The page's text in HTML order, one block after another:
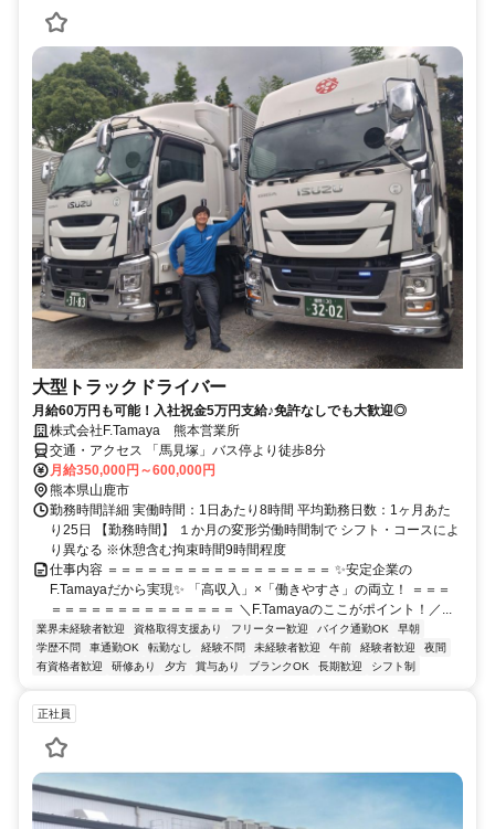
大型トラックドライバー
月給60万円も可能！入社祝金5万円支給♪免許なしでも大歓迎◎
株式会社F.Tamaya 熊本営業所
交通・アクセス 「馬見塚」バス停より徒歩8分
月給350,000円～600,000円
熊本県山鹿市
勤務時間詳細 実働時間：1日あたり8時間 平均勤務日数：1ヶ月あた
り25日 【勤務時間】 １か月の変形労働時間制で シフト・コースによ
り異なる ※休憩含む拘束時間9時間程度
仕事内容 ＝＝＝＝＝＝＝＝＝＝＝＝＝＝＝＝＝ ✨安定企業の
F.Tamayaだから実現✨ 「高収入」×「働きやすさ」の両立！ ＝＝＝
＝＝＝＝＝＝＝＝＝＝＝＝＝＝ ＼F.Tamayaのここがポイント！／...
業界未経験者歓迎 資格取得支援あり フリーター歓迎 バイク通勤OK
早朝
学歴不問
車通勤OK 転勤なし 経験不問 未経験者歓迎 午前 経験者歓迎
夜間
有資格者歓迎
研修あり 夕方 賞与あり ブランクOK 長期歓迎 シフト制
正社員